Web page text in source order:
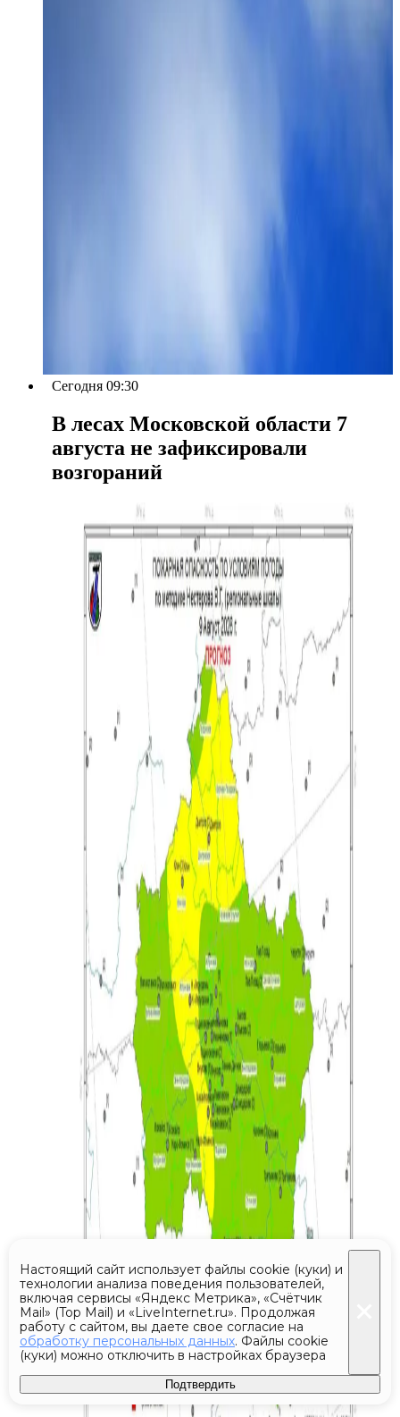
Сегодня 09:30
В лесах Московской области 7
августа не зафиксировали
возгораний
Настоящий сайт использует файлы cookie (куки) и
технологии анализа поведения пользователей,
включая сервисы «Яндекс Метрика», «Счётчик
Mail» (Top Mail) и «LiveInternet.ru». Продолжая
работу с сайтом, вы даете свое согласие на
обработку персональных данных. Файлы cookie
(куки) можно отключить в настройках браузера
Подтвердить